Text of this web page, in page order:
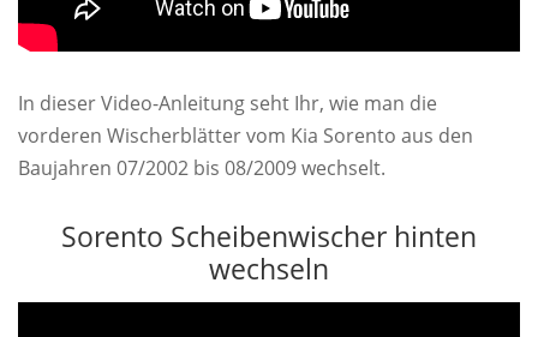
In dieser Video-Anleitung seht Ihr, wie man die
vorderen Wischerblätter vom Kia Sorento aus den
Baujahren 07/2002 bis 08/2009 wechselt.
Sorento Scheibenwischer hinten
wechseln